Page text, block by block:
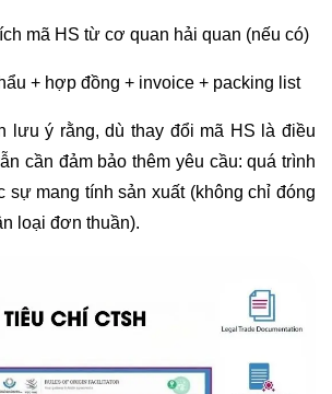
mã HS từ cơ quan hải quan (nếu có)
+ hợp đồng + invoice + packing list
lưu ý rằng, dù thay đổi mã HS là điều
cần đảm bảo thêm yêu cầu: quá trình
sự mang tính sản xuất (không chỉ đóng
loại đơn thuần).